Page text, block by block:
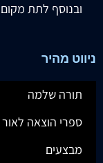
ובנוסף לתת
ניווט מהיר
תורה שלמה
ספרי הוצאה לאור
מבצעים